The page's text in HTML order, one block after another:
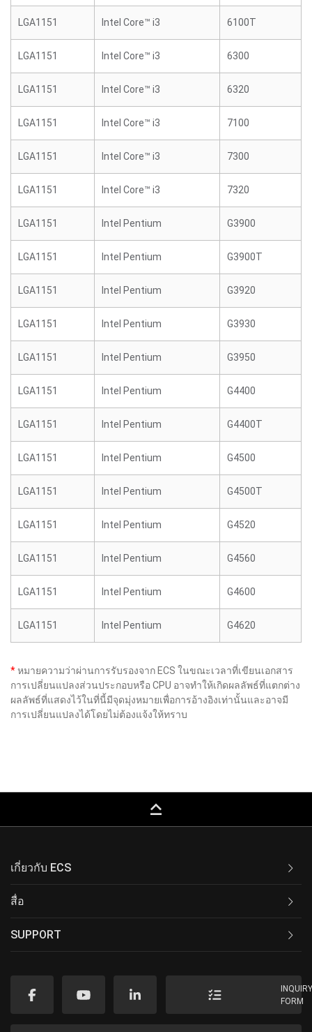
LGA1151 Intel Core™ i3 6100T
LGA1151 Intel Core™ i3 6300
LGA1151 Intel Core™ i3 6320
LGA1151 Intel Core™ i3 7100
LGA1151 Intel Core™ i3 7300
LGA1151 Intel Core™ i3 7320
LGA1151 Intel Pentium G3900
LGA1151 Intel Pentium G3900T
LGA1151 Intel Pentium G3920
LGA1151 Intel Pentium G3930
LGA1151 Intel Pentium G3950
LGA1151 Intel Pentium G4400
LGA1151 Intel Pentium G4400T
LGA1151 Intel Pentium G4500
LGA1151 Intel Pentium G4500T
LGA1151 Intel Pentium G4520
LGA1151 Intel Pentium G4560
LGA1151 Intel Pentium G4600
LGA1151 Intel Pentium G4620
*หมายความว่าผ่านการรับรองจาก ECS ในขณะเวลาที่เขียนเอกสาร
การเปลี่ยนแปลงส่วนประกอบหรือ CPU อาจทำให้เกิดผลลัพธ์ที่แตกต่าง
ผลลัพธ์ที่แสดงไว้ในที่นี้มีจุดมุ่งหมายเพื่อการอ้างอิงเท่านั้นและอาจมี
การเปลี่ยนแปลงได้โดยไม่ต้องแจ้งให้ทราบ
keyboard_capslock
เกี่ยวกับ ECS
สื่อ
SUPPORT
FORM